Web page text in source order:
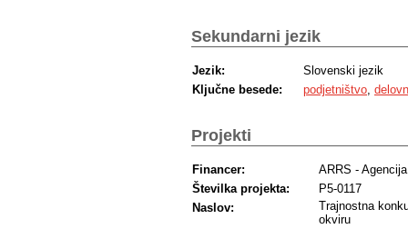
Sekundarni jezik
Jezik:
Slovenski jezik
Ključne besede:
podjetništvo
Projekti
Financer:
ARRS -
Številka projekta:
P5-0117
Naslov:
Trajnostna
okviru